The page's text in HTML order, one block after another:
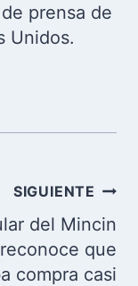
prensa de
Unidos.
SIGUIENTE
del Mincin
reconoce que
compra casi